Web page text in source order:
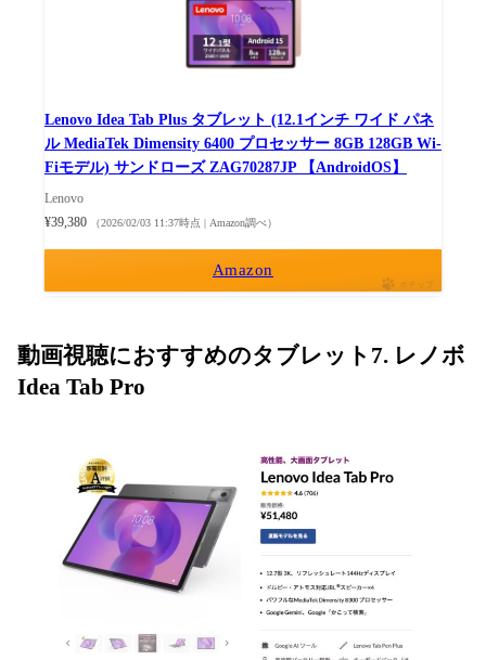
Lenovo Idea Tab Plus タブレット (12.1インチ ワイド パネ
ル MediaTek Dimensity 6400 プロセッサー 8GB 128GB Wi-
Fiモデル) サンドローズ ZAG70287JP 【AndroidOS】
Lenovo
¥39,380
（2026/02/03 11:37時点 | Amazon調べ）
Amazon
ポチップ
動画視聴におすすめのタブレット7. レノボ
Idea Tab Pro